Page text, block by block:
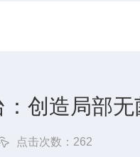
创造局部无
点击次数：262